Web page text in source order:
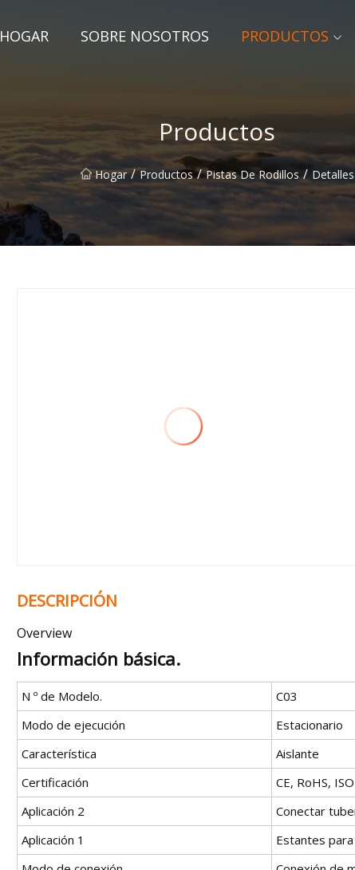
HOGAR SOBRE NOSOTROS PRODUCTOS
Productos
Hogar / Productos / Pistas De Rodillos / Detalles
DESCRIPCIÓN
Overview
Información básica.
N º de Modelo.
C03
Modo de ejecución
Estacionario
Característica
Aislante
Certificación
CE, RoHS,
Aplicación 2
Conectar
Aplicación 1
Estantes